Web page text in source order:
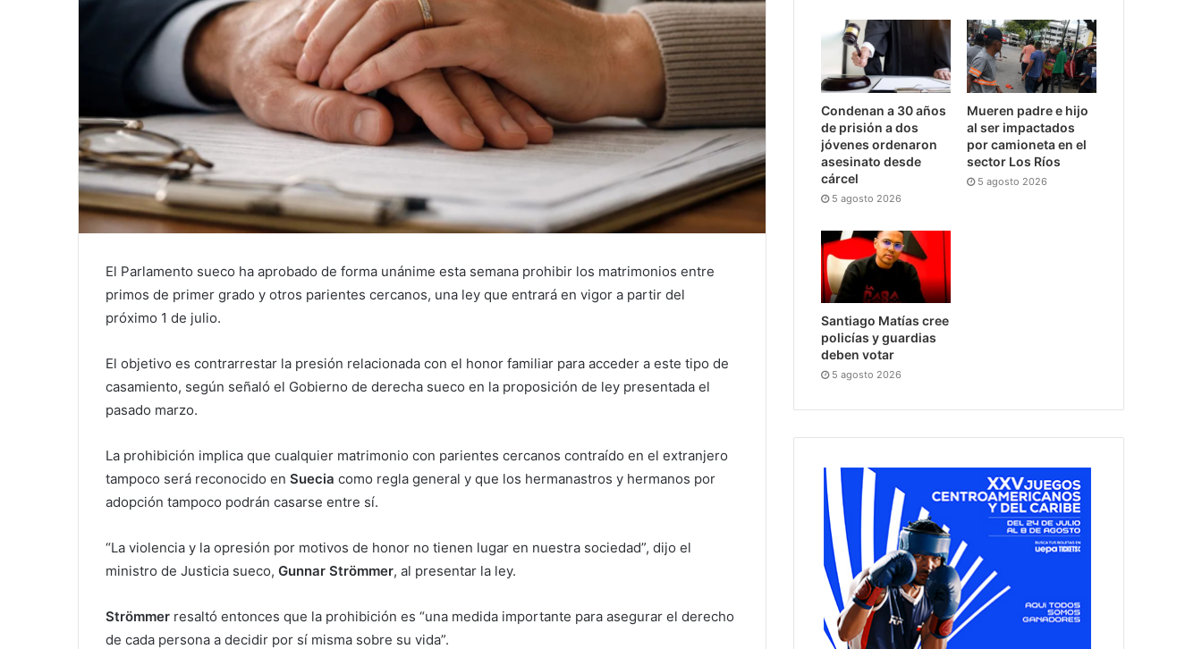
El Parlamento sueco ha aprobado de forma unánime esta semana prohibir los matrimonios entre
primos de primer grado y otros parientes cercanos, una ley que entrará en vigor a partir del
próximo 1 de julio.
El objetivo es contrarrestar la presión relacionada con el honor familiar para acceder a este tipo de
casamiento, según señaló el Gobierno de derecha sueco en la proposición de ley presentada el
pasado marzo.
La prohibición implica que cualquier matrimonio con parientes cercanos contraído en el extranjero
tampoco será reconocido en Suecia como regla general y que los hermanastros y hermanos por
adopción tampoco podrán casarse entre sí.
“La violencia y la opresión por motivos de honor no tienen lugar en nuestra sociedad”, dijo el
ministro de Justicia sueco, Gunnar Strömmer, al presentar la ley.
Strömmer resaltó entonces que la prohibición es “una medida importante para asegurar el derecho
de cada persona a decidir por sí misma sobre su vida”.
Condenan a 30 años
de prisión a dos
jóvenes ordenaron
asesinato desde
cárcel
5 agosto 2026
Mueren padre e hijo
al ser impactados
por camioneta en el
sector Los Ríos
5 agosto 2026
Santiago Matías cree
policías y guardias
deben votar
5 agosto 2026